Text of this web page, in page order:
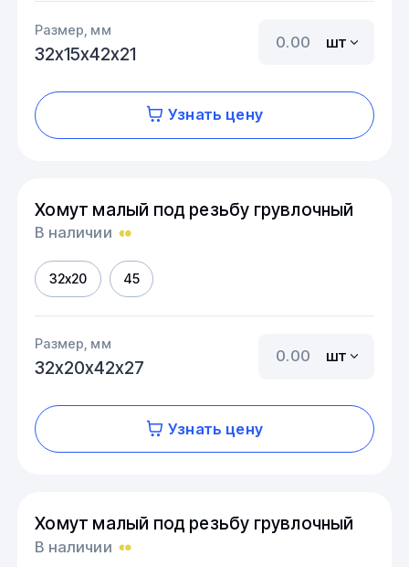
Размер, мм
32х15х42х21
шт
Узнать цену
Хомут малый под резьбу грувлочный
В наличии
32х20 45
Размер, мм
32х20х42х27
шт
Узнать цену
Хомут малый под резьбу грувлочный
В наличии